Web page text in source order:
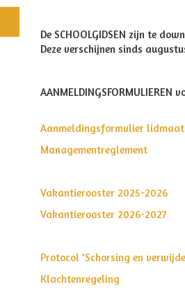
De SCHOOLGIDSEN zijn te
Deze verschijnen sinds
Aanmeldingsformulier
Managementreglement
Vakantierooster 2025-2026
Vakantierooster 2026-2027
Protocol 'Schorsing en
Klachtenregeling